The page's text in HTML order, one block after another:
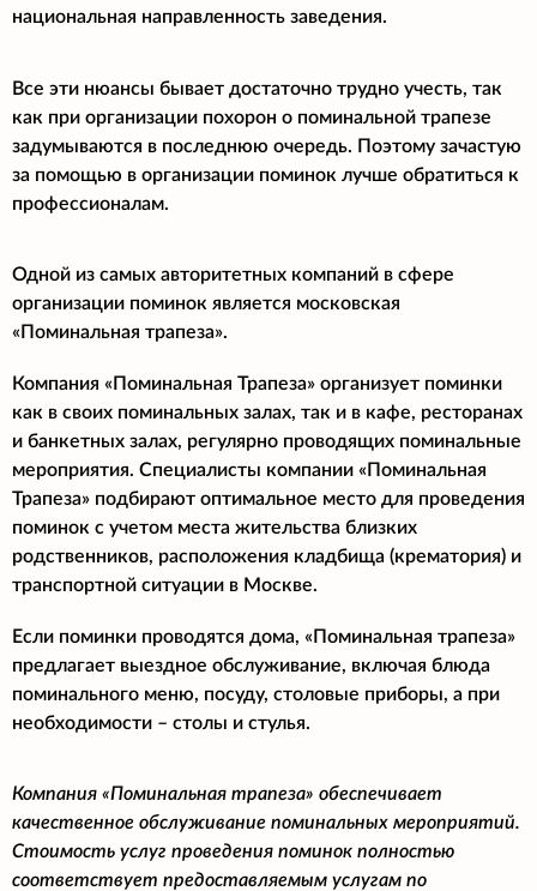
национальная направленность заведения.
Все эти нюансы бывает достаточно трудно учесть, так
как при организации похорон о поминальной трапезе
задумываются в последнюю очередь. Поэтому зачастую
за помощью в организации поминок лучше обратиться к
профессионалам.
Одной из самых авторитетных компаний в сфере
организации поминок является московская
«Поминальная трапеза».
Компания «Поминальная Трапеза» организует поминки
как в своих поминальных залах, так и в кафе, ресторанах
и банкетных залах, регулярно проводящих поминальные
мероприятия. Специалисты компании «Поминальная
Трапеза» подбирают оптимальное место для проведения
поминок с учетом места жительства близких
родственников, расположения кладбища (крематория) и
транспортной ситуации в Москве.
Если поминки проводятся дома, «Поминальная трапеза»
предлагает выездное обслуживание, включая блюда
поминального меню, посуду, столовые приборы, а при
необходимости – столы и стулья.
Компания «Поминальная трапеза» обеспечивает
качественное обслуживание поминальных мероприятий.
Стоимость услуг проведения поминок полностью
соответствует предоставляемым услугам по